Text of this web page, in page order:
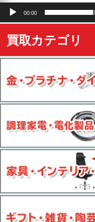
00:00
買取カテゴリ